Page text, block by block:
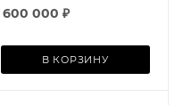
600 000 ₽
В КОРЗИНУ